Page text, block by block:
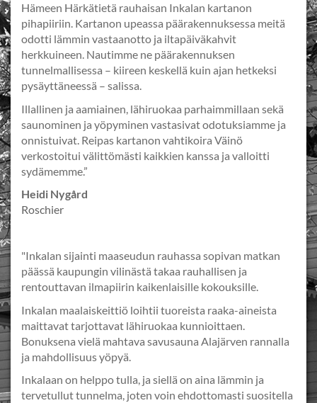
Hämeen Härkätietä rauhaisan Inkalan kartanon
pihapiiriin. Kartanon upeassa päärakennuksessa meitä
odotti lämmin vastaanotto ja iltapäiväkahvit
herkkuineen. Nautimme ne päärakennuksen
tunnelmallisessa – kiireen keskellä kuin ajan hetkeksi
pysäyttäneessä – salissa.
Illallinen ja aamiainen, lähiruokaa parhaimmillaan sekä
saunominen ja yöpyminen vastasivat odotuksiamme ja
onnistuivat. Reipas kartanon vahtikoira Väinö
verkostoitui välittömästi kaikkien kanssa ja valloitti
sydämemme.”
Heidi Nygård
Roschier
"Inkalan sijainti maaseudun rauhassa sopivan matkan
päässä kaupungin vilinästä takaa rauhallisen ja
rentouttavan ilmapiirin kaikenlaisille kokouksille.
Inkalan maalaiskeittiö loihtii tuoreista raaka-aineista
maittavat tarjottavat lähiruokaa kunnioittaen.
Bonuksena vielä mahtava savusauna Alajärven rannalla
ja mahdollisuus yöpyä.
Inkalaan on helppo tulla, ja siellä on aina lämmin ja
tervetullut tunnelma, joten voin ehdottomasti suositella